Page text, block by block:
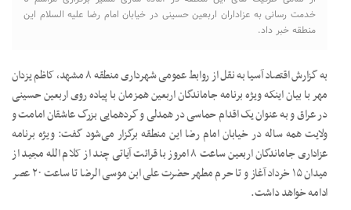
خدمت رسانی به عزاداران اربعین حسینی در خیابان امام رضا علیه السلام این
منطقه خبر داد.
به گزارش اقتصاد آسیا به نقل از روابط عمومی شهرداری منطقه ۸ مشهد، کاظم یزدان
مهر با بیان اینکه ویژه برنامه جاماندگان اربعین همزمان با پیاده روی اربعین حسینی
در عراق و به عنوان یک اقدام حماسی در همدلی و گردهمایی بزرگ عاشقان امامت و
ولایت همه ساله در خیابان امام رضا این منطقه برگزار می‌شود گفت: ویژه برنامه
عزاداری جاماندگان اربعین ساعت ۸ امروز با قرائت آیاتی چند از کلام الله مجید از
میدان ۱۵ خرداد آغاز و تا حرم مطهر حضرت علی ابن موسی الرضا تا ساعت ۲۰ عصر
ادامه خواهد داشت.